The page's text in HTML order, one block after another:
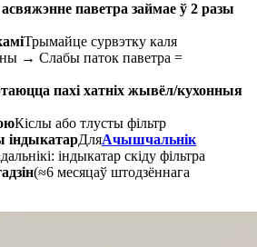
паветра займае ў 2 разы
Трымайце сурвэтку каля
→ Слабы паток паветра =
пахі хатніх жывёл/кухонныя
Кіслы або тлусты фільтр
індыкатарДляАчышчальнік
індыкатар скіду фільтра
(≈6 месяцаў штодзённага